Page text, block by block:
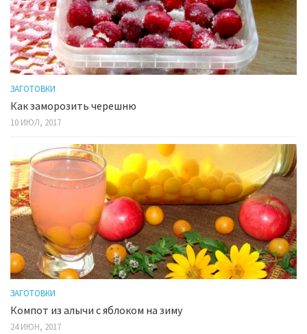
ЗАГОТОВКИ
Как заморозить черешню
10 ИЮЛ, 2017
ЗАГОТОВКИ
Компот из алычи с яблоком на зиму
24 ИЮН, 2017